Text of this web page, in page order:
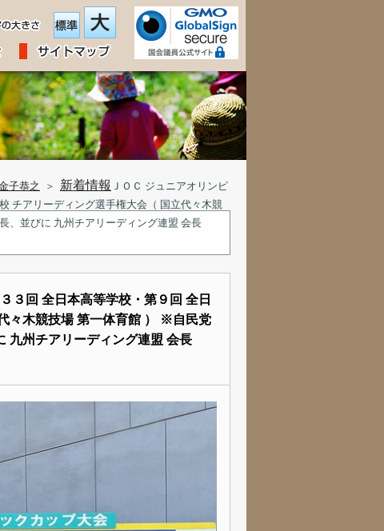
子恭之 ＞ 新着情報 ＪＯＣ ジュニアオリンピ
チアリーディング選手権大会（ 国立代々木競
、並びに 九州チアリーディング連盟 会長
３回 全日本高等学校・第９回 全日
々木競技場 第一体育館 ） ※自民党
九州チアリーディング連盟 会長